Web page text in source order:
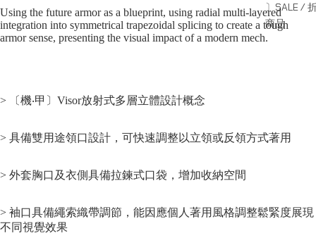
〕SALE /
商品
Using the future armor as a blueprint, using radial multi-layered
integration into symmetrical trapezoidal splicing to create a tough
armor sense, presenting the visual impact of a modern mech.
> 〔機‧甲〕Visor放射式多層立體設計概念
> 具備雙用途領口設計，可快速調整以立領或反領方式著用
> 外套胸口及衣側具備拉鍊式口袋，增加收納空間
> 袖口具備繩索織帶調節，能因應個人著用風格調整鬆緊度展現
不同視覺效果